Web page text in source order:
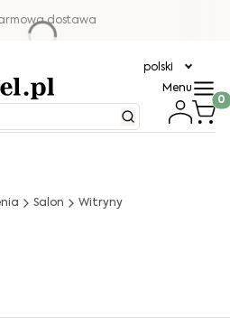
dostawa
polski
Menu
Salon Witryny